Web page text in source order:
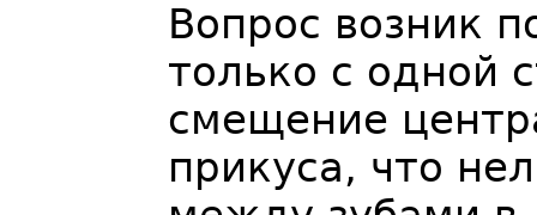
Вопрос возник
только с одной
смещение
прикуса, что